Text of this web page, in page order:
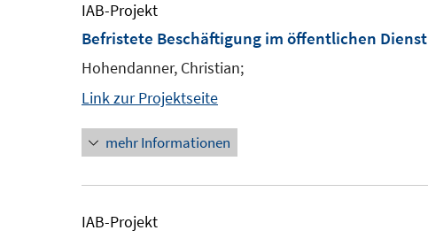
IAB-Projekt
Befristete Beschäftigung im öffentlichen Dienst
Hohendanner, Christian;
Link zur Projektseite
mehr Informationen
IAB-Projekt